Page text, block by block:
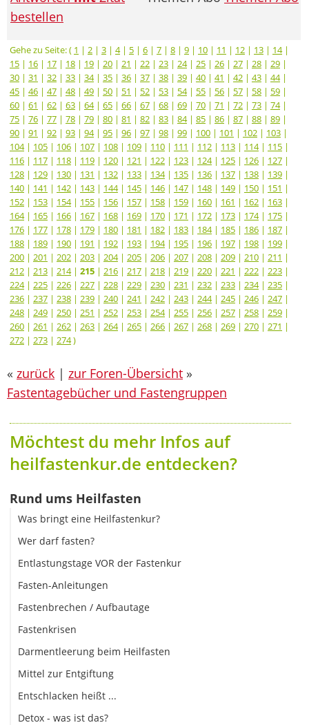
bestellen
Gehe zu Seite: ( 1 | 2 | 3 | 4| 5 | 6 | 7 | 8 | 9 | 10 | 11 | 12 | 13 | 14|
15 | 16 | 17 | 18 | 19 | 20 | 21 | 22 | 23 | 24| 25 | 26 | 27 | 28 | 29 |
30 | 31 | 32 | 33 | 34| 35 | 36 | 37 | 38 | 39 | 40 | 41 | 42 | 43 | 44|
45 | 46 | 47 | 48 | 49 | 50 | 51 | 52 | 53 | 54| 55 | 56 | 57 | 58 | 59 |
60 | 61 | 62 | 63 | 64| 65 | 66 | 67 | 68 | 69 | 70 | 71 | 72 | 73 | 74|
75 | 76 | 77 | 78 | 79 | 80 | 81 | 82 | 83 | 84| 85 | 86 | 87 | 88 | 89 |
90 | 91 | 92 | 93 | 94| 95 | 96 | 97 | 98 | 99 | 100 | 101 | 102 | 103 |
104| 105 | 106 | 107 | 108 | 109 | 110 | 111 | 112 | 113 | 114| 115 |
116 | 117 | 118 | 119 | 120 | 121 | 122 | 123 | 124| 125 | 126 | 127 |
128 | 129 | 130 | 131 | 132 | 133 | 134| 135 | 136 | 137 | 138 | 139 |
140 | 141 | 142 | 143 | 144| 145 | 146 | 147 | 148 | 149 | 150 | 151 |
152 | 153 | 154| 155 | 156 | 157 | 158 | 159 | 160 | 161 | 162 | 163 |
164| 165 | 166 | 167 | 168 | 169 | 170 | 171 | 172 | 173 | 174| 175 |
176 | 177 | 178 | 179 | 180 | 181 | 182 | 183 | 184| 185 | 186 | 187 |
188 | 189 | 190 | 191 | 192 | 193 | 194| 195 | 196 | 197 | 198 | 199 |
200 | 201 | 202 | 203 | 204| 205 | 206 | 207 | 208 | 209 | 210 | 211 |
212 | 213 | 214| 215 | 216 | 217 | 218 | 219 | 220 | 221 | 222 | 223 |
224| 225 | 226 | 227 | 228 | 229 | 230 | 231 | 232 | 233 | 234| 235 |
236 | 237 | 238 | 239 | 240 | 241 | 242 | 243 | 244| 245 | 246 | 247 |
248 | 249 | 250 | 251 | 252 | 253 | 254| 255 | 256 | 257 | 258 | 259 |
260 | 261 | 262 | 263 | 264| 265 | 266 | 267 | 268 | 269 | 270 | 271 |
272 | 273 | 274)
« zurück | zur Foren-Übersicht »
Fastentagebücher und Fastengruppen
Möchtest du mehr Infos auf
heilfastenkur.de entdecken?
Rund ums Heilfasten
Was bringt eine Heilfastenkur?
Wer darf fasten?
Entlastungstage VOR der Fastenkur
Fasten-Anleitungen
Fastenbrechen / Aufbautage
Fastenkrisen
Darmentleerung beim Heilfasten
Mittel zur Entgiftung
Entschlacken heißt ...
Detox - was ist das?